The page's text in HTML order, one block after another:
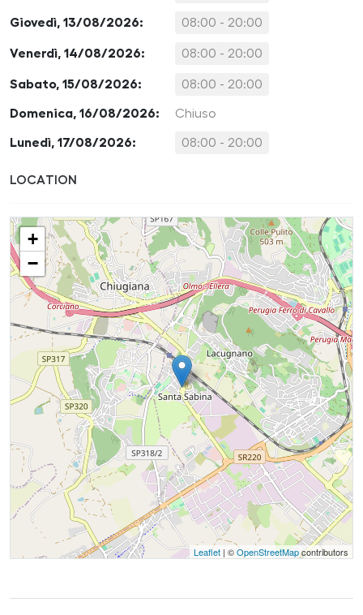
Giovedì, 13/08/2026: 08:00 - 20:00
Venerdì, 14/08/2026: 08:00 - 20:00
Sabato, 15/08/2026: 08:00 - 20:00
Domenica, 16/08/2026: Chiuso
Lunedì, 17/08/2026: 08:00 - 20:00
LOCATION
+
−
Leaflet | ©OpenStreetMapcontributors